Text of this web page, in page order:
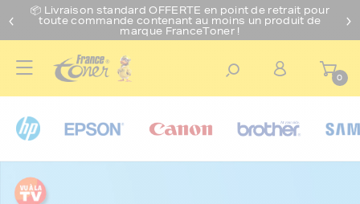
📦 Livraison standard OFFERTE en point de retrait pour
toute commande contenant au moins un produit de
marque FranceToner !
0